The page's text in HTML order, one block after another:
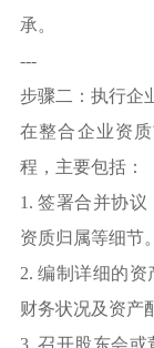
承。
---
步骤二：执行企
在整合企业资
程，主要包括：
1. 签署合并协
资质归属等细节。
2. 编制详细的
财务状况及资产
3. 召开股东会